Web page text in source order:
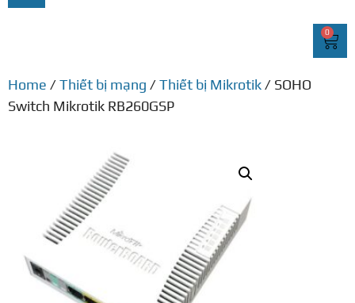
0
Home /Thiết bị mạng /Thiết bị Mikrotik/ SOHO
Switch Mikrotik RB260GSP